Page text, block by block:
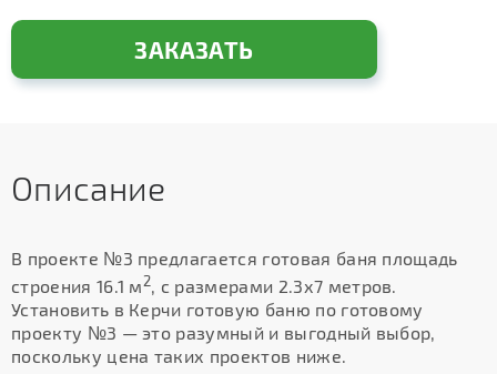
ЗАКАЗАТЬ
Описание
В проекте №3 предлагается готовая баня площадь
строения 16.1 м2, с размерами 2.3х7 метров.
Установить в Керчи готовую баню по готовому
проекту №3 — это разумный и выгодный выбор,
поскольку цена таких проектов ниже.